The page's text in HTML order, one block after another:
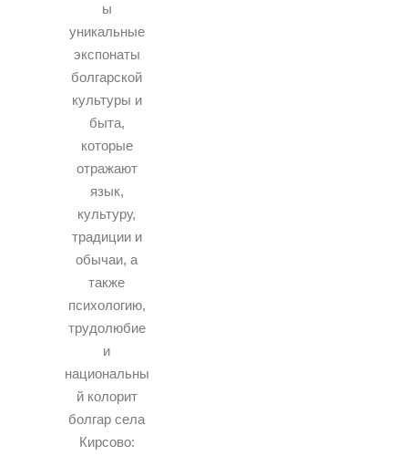
ы
уникальные
экспонаты
болгарской
культуры и
быта,
которые
отражают
язык,
культуру,
традиции и
обычаи, а
также
психологию,
трудолюбие
и
национальны
й колорит
болгар села
Кирсово: